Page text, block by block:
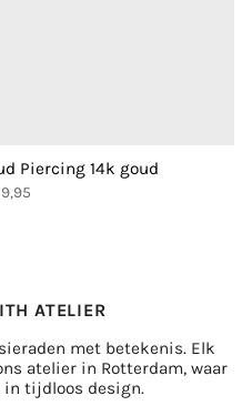
Piercing 14k goud
ATELIER
met betekenis. Elk
atelier in Rotterdam, waar
in tijdloos design.